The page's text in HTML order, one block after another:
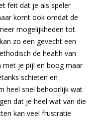
feit dat je als speler
komt ook omdat de
mogelijkheden tot
zo een gevecht een
de health van
met je pijl en boog maar
schieten en
heel snel behoorlijk wat
dat je heel wat van die
kan veel frustratie